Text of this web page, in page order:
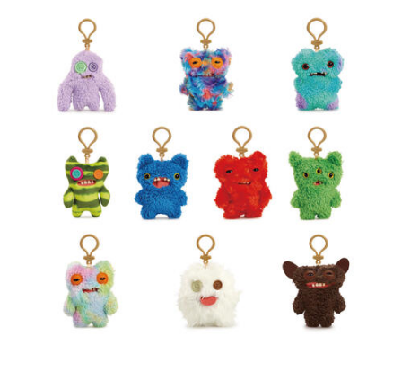
拼砌組合及樂高LEGO
玩具車,貨車,火車及遙控系列
手工藝,文具,蠟筆,泥膠,畫板
娃娃, 芭比,收藏公仔
電子玩具
遊戲及拼圖系列
52TOYS
Fuggler
Miniso名創優品
playpop
LEGO樂高
Barbie芭比